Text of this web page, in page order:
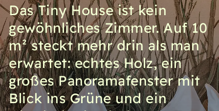
Das Tiny House ist kein
gewöhnliches Zimmer. Auf 10
m² steckt mehr drin als man
erwartet: echtes Holz, ein
großes Panoramafenster mit
Blick ins Grüne und ein